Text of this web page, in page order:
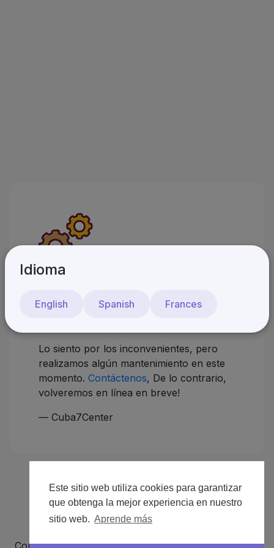
Este sitio web utiliza cookies para garantizar
que obtenga la mejor experiencia en nuestro
sitio web. Aprende más
¡Estaremos de vuelta
Lo siento por los inconvenientes, pero
realizamos algún mantenimiento en este
momento. Contáctenos, De lo contrario,
volveremos en línea en breve!
— Cuba7Center
Copyright © 2026 Cuba7Center. Todos los derechos
Idioma
English Spanish Frances